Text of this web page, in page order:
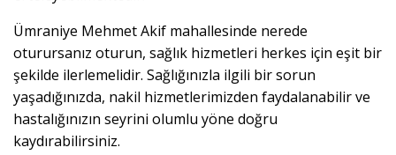
Ümraniye Mehmet Akif mahallesinde nerede
oturursanız oturun, sağlık hizmetleri herkes için eşit bir
şekilde ilerlemelidir. Sağlığınızla ilgili bir sorun
yaşadığınızda, nakil hizmetlerimizden faydalanabilir ve
hastalığınızın seyrini olumlu yöne doğru
kaydırabilirsiniz.